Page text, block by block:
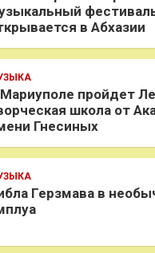
в Абхазии
пройдет
школа от
Гнесиных
Герзмава в